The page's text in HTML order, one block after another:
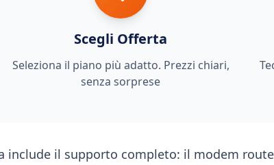
Scegli Offerta
Seleziona il piano più adatto. Prezzi chiari,
senza sorprese
include il supporto completo: il modem